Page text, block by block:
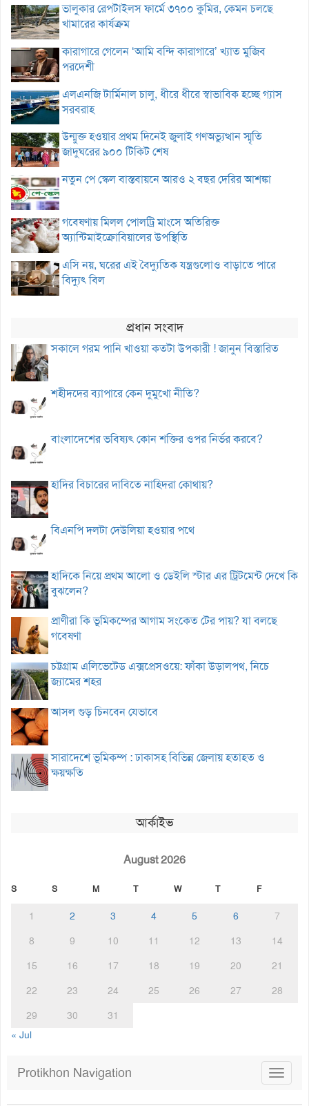
ভালুকার রেপটাইলস ফার্মে ৩৭০০ কুমির, কেমন চলছে
খামারের কার্যক্রম
কারাগারে গেলেন ‘আমি বন্দি কারাগারে’ খ্যাত মুজিব
পরদেশী
এলএনজি টার্মিনাল চালু, ধীরে ধীরে স্বাভাবিক হচ্ছে গ্যাস
সরবরাহ
উন্মুক্ত হওয়ার প্রথম দিনেই জুলাই গণঅভ্যুত্থান স্মৃতি
জাদুঘরের ৯০০ টিকিট শেষ
নতুন পে স্কেল বাস্তবায়নে আরও ২ বছর দেরির আশঙ্কা
গবেষণায় মিলল পোলট্রি মাংসে অতিরিক্ত
অ্যান্টিমাইক্রোবিয়ালের উপস্থিতি
এসি নয়, ঘরের এই বৈদ্যুতিক যন্ত্রগুলোও বাড়াতে পারে
বিদ্যুৎ বিল
প্রধান সংবাদ
সকালে গরম পানি খাওয়া কতটা উপকারী ! জানুন বিস্তারিত
শহীদদের ব্যাপারে কেন দুমুখো নীতি?
বাংলাদেশের ভবিষ্যৎ কোন শক্তির ওপর নির্ভর করবে?
হাদির বিচারের দাবিতে নাহিদরা কোথায়?
বিএনপি দলটা দেউলিয়া হওয়ার পথে
হাদিকে নিয়ে প্রথম আলো ও ডেইলি স্টার এর ট্রিটমেন্ট দেখে কি
বুঝলেন?
প্রাণীরা কি ভূমিকম্পের আগাম সংকেত টের পায়? যা বলছে
গবেষণা
চট্টগ্রাম এলিভেটেড এক্সপ্রেসওয়ে: ফাঁকা উড়ালপথ, নিচে
জ্যামের শহর
আসল গুড় চিনবেন যেভাবে
সারাদেশে ভূমিকম্প : ঢাকাসহ বিভিন্ন জেলায় হতাহত ও
ক্ষয়ক্ষতি
আর্কাইভ
August 2026
S S M T W T F
1 2 3 4 5 6
7
8
9 10 11 12 13
14
15
16 17 18 19 20
21
22
23 24 25 26 27
28
29
30
31
« Jul
Toggle
Protikhon Navigation